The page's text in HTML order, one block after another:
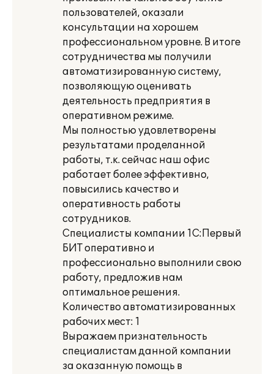
пользователей, оказали
консультации на хорошем
профессиональном уровне. В итоге
сотрудничества мы получили
автоматизированную систему,
позволяющую оценивать
деятельность предприятия в
оперативном режиме.
Мы полностью удовлетворены
результатами проделанной
работы, т.к. сейчас наш офис
работает более эффективно,
повысились качество и
оперативность работы
сотрудников.
Специалисты компании 1С:Первый
БИТ оперативно и
профессионально выполнили свою
работу, предложив нам
оптимальное решения.
Количество автоматизированных
рабочих мест: 1
Выражаем признательность
специалистам данной компании
за оказанную помощь в